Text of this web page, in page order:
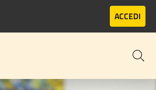
ACCEDI